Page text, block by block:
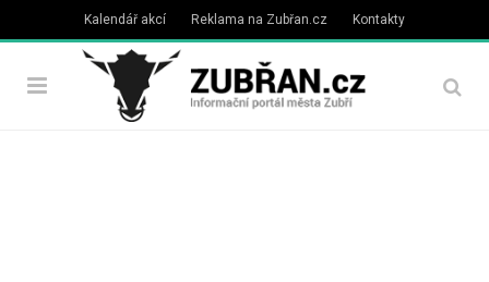
Kalendář akcí Reklama na Zubřan.cz Kontakty